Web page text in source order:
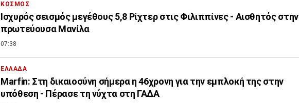
ΚΟΣΜΟΣ
Ισχυρός σεισμός μεγέθους 5,8 Ρίχτερ στις Φιλιππίνες - Αισθητός στην
πρωτεύουσα Μανίλα
07:38
ΕΛΛΑΔΑ
Marfin: Στη δικαιοσύνη σήμερα η 46χρονη για την εμπλοκή της στην
υπόθεση - Πέρασε τη νύχτα στη ΓΑΔΑ